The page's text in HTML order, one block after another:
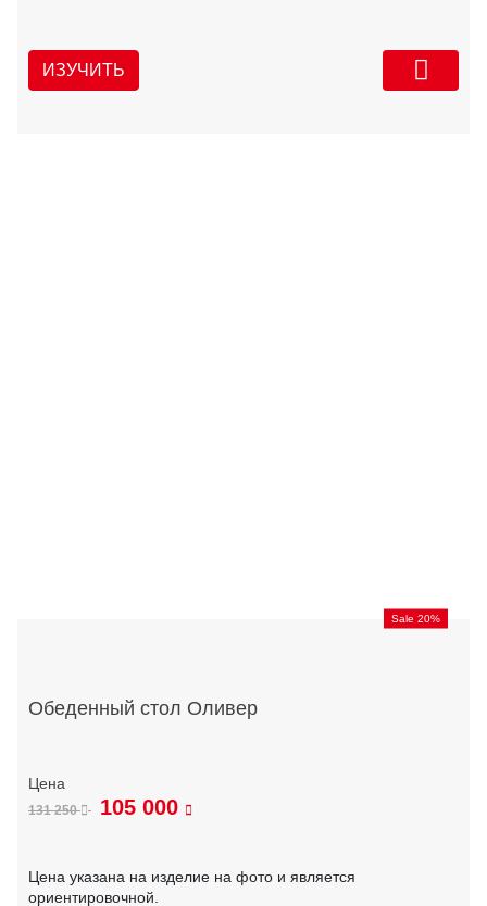
ИЗУЧИТЬ
Sale 20%
Обеденный стол Оливер
131 250 105 000
Цена указана на изделие на фото и является
ориентировочной.